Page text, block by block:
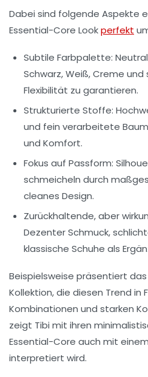
Dabei sind folgende Aspekte
Essential-Core Lookperfekt
Subtile Farbpalette:
Schwarz, Weiß, Creme
Flexibilität zu garantieren.
Strukturierte Stoffe:
und fein verarbeitete
und Komfort.
Fokus auf Passform:
schmeicheln durch
cleanes Design.
Zurückhaltende, aber
Dezenter Schmuck,
klassische Schuhe als
Beispielsweise präsentiert
Kollektion, die diesen Trend in
Kombinationen und starken
zeigt Tibi mit ihren
Essential-Core auch mit
interpretiert wird.